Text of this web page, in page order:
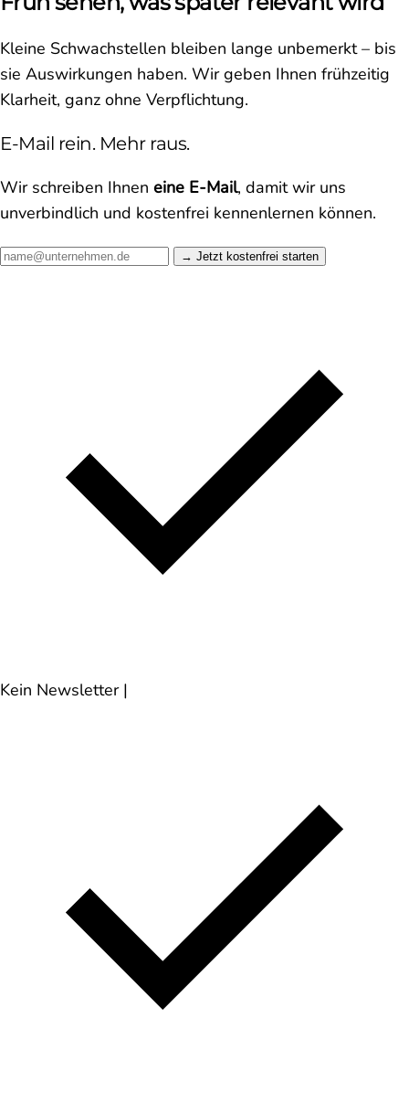
Kleine Schwachstellen bleiben lange unbemerkt – bis
sie Auswirkungen haben. Wir geben Ihnen frühzeitig
Klarheit, ganz ohne Verpflichtung.
E-Mail rein. Mehr raus.
Wir schreiben Ihnen eine E-Mail, damit wir uns
unverbindlich und kostenfrei kennenlernen können.
Jetzt kostenfrei starten →
Kein Newsletter |